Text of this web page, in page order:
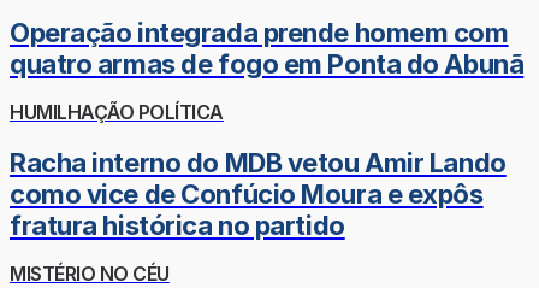
Operação integrada prende homem com
quatro armas de fogo em Ponta do Abunã
HUMILHAÇÃO POLÍTICA
Racha interno do MDB vetou Amir Lando
como vice de Confúcio Moura e expôs
fratura histórica no partido
MISTÉRIO NO CÉU